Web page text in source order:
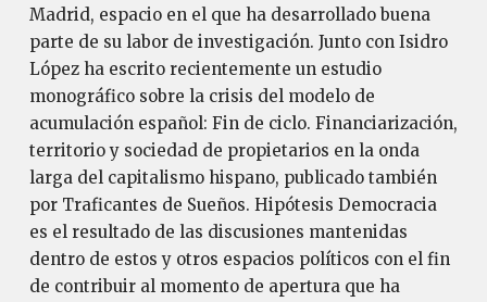
Madrid, espacio en el que ha desarrollado buena
parte de su labor de investigación. Junto con Isidro
López ha escrito recientemente un estudio
monográfico sobre la crisis del modelo de
acumulación español: Fin de ciclo. Financiarización,
territorio y sociedad de propietarios en la onda
larga del capitalismo hispano, publicado también
por Traficantes de Sueños. Hipótesis Democracia
es el resultado de las discusiones mantenidas
dentro de estos y otros espacios políticos con el fin
de contribuir al momento de apertura que ha